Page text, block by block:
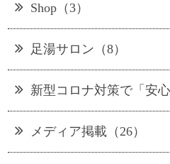
Shop（3）
足湯サロン（8）
新型コロナ対策で「安
メディア掲載（26）